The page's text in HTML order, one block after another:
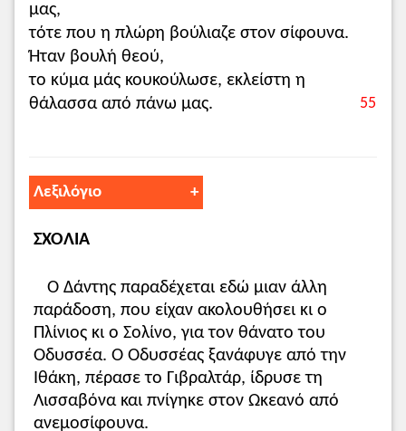
μας,
τότε που η πλώρη βούλιαζε στον σίφουνα.
Ήταν βουλή θεού,
το κύμα μάς κουκούλωσε, εκλείστη η
θάλασσα από πάνω μας.
55
Λεξιλόγιο
Γαέτα:
παραμάνα του Γαέτα.
το στενό κανάλι:τα στενά του
Γιβραλτάρ, όπου κατά τη μυθική
παράδοση ο Ηρακλής τοποθέτησε τις
στήλες του, που δείχνουν τα όρια του
κατοικημένου κόσμου. Ο αρχαίος και ο
μεσαιωνικός άνθρωπος πίστευε ότι από
ΣΧΟΛΙΑ
Ο Δάντης παραδέχεται εδώ μιαν άλλη
παράδοση, που είχαν ακολουθήσει κι ο
Πλίνιος κι ο Σολίνο, για τον θάνατο του
Οδυσσέα. Ο Οδυσσέας ξανάφυγε από την
Ιθάκη, πέρασε το Γιβραλτάρ, ίδρυσε τη
Λισσαβόνα και πνίγηκε στον Ωκεανό από
ανεμοσίφουνα.